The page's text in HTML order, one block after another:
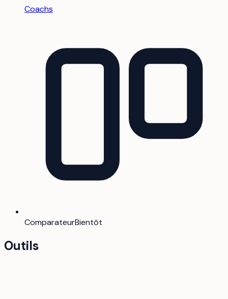
Coachs
ComparateurBientôt
Outils